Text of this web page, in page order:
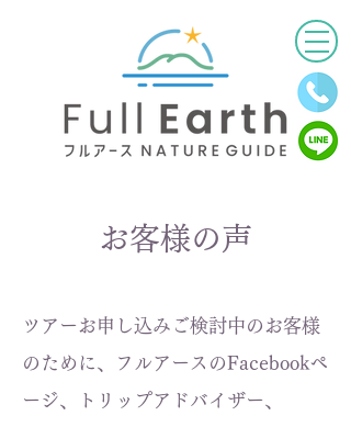
お客様の声
ツアーお申し込みご検討中のお客様
のために、フルアースのFacebookペ
ージ、トリップアドバイザー、